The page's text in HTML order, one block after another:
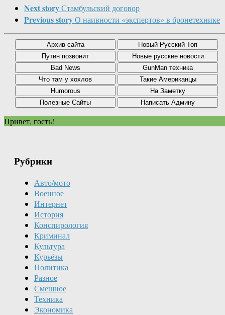
Next storyСтамбульский договор
Previous storyО наивности «экспертов» в бронетехнике
Привет, гость!
Рубрики
Авто/мото
Военное
Интернет
История
Конспирология
Криминал
Культура
Курьёзы
Политика
Разное
Смешное
Техника
Экономика